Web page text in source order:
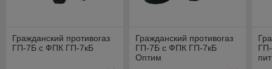
Гражданский противогаз
ГП-7Б с ФПК ГП-7кБ
Гражданский противогаз
ГП-7Б с ФПК ГП-7кБ
Оптим